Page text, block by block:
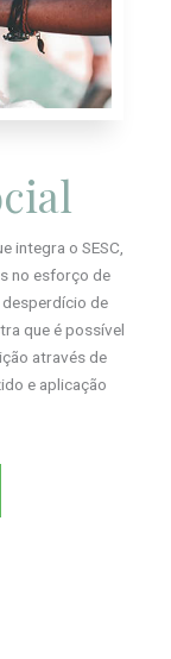
integra o SESC,
no esforço de
desperdício de
que é possível
através de
e aplicação